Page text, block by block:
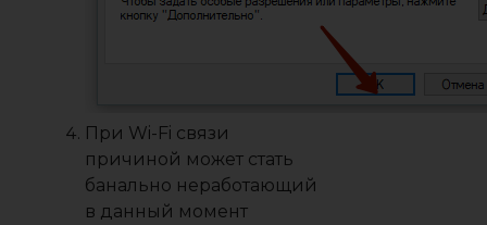
При Wi-Fi связи
причиной может стать
банально неработающий
в данный момент